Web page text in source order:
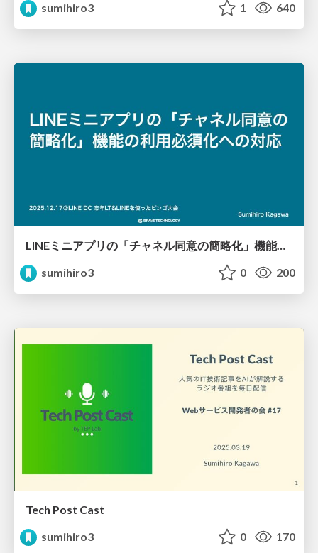
sumihiro3
1 640
LINEミニアプリの「チャネル同意の簡略化」機能の利用必須化への対応
sumihiro3
0 200
Tech Post Cast
sumihiro3
0 170